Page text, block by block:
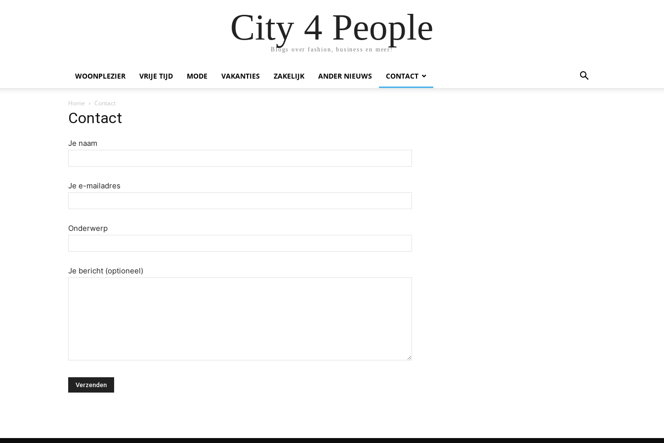
City 4 People
Blogs over fashion, business en meer!
WOONPLEZIER VRIJE TIJD MODE VAKANTIES ZAKELIJK ANDER NIEUWS CONTACT
Home Contact
Contact
Je naam
Je e-mailadres
Onderwerp
Je bericht (optioneel)